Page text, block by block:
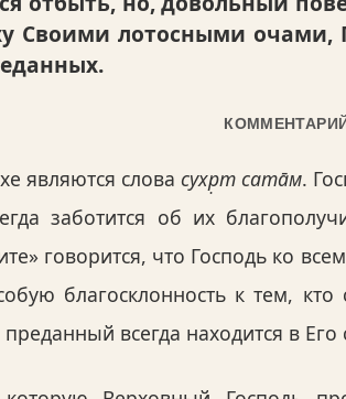
Своими лотосными очами,
являются словасухр̣т сата̄м.
заботится об их
говорится, что Господь ко
благосклонность к тем,
всегда находится в